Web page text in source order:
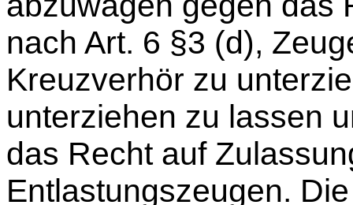
nach Art. 6 §3 (d),
Kreuzverhör zu
unterziehen zu lassen
das Recht auf
Entlastungszeugen.